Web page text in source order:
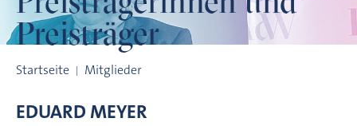
Preisträger
Startseite Mitglieder
EDUARDMEYER